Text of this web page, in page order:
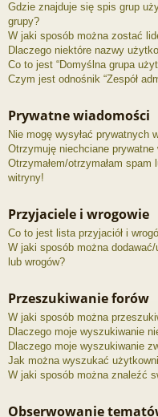
Gdzie znajduje się spis grup
grupy?
W jaki sposób można zostać
Dlaczego niektóre nazwy
Co to jest “Domyślna grupa
Czym jest odnośnik “Zespół
Prywatne wiadomości
Nie mogę wysyłać prywatnych
Otrzymuję niechciane prywatne
Otrzymałem/otrzymałam
witryny!
Przyjaciele i wrogowie
Co to jest lista przyjaciół i
W jaki sposób można
lub wrogów?
Przeszukiwanie forów
W jaki sposób można
Dlaczego moje wyszukiwanie
Dlaczego moje wyszukiwanie
Jak można wyszukać
W jaki sposób można znaleźć
Obserwowanie